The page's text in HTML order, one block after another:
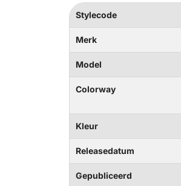
Stylecode
Merk
Model
Colorway
Kleur
Releasedatum
Gepubliceerd